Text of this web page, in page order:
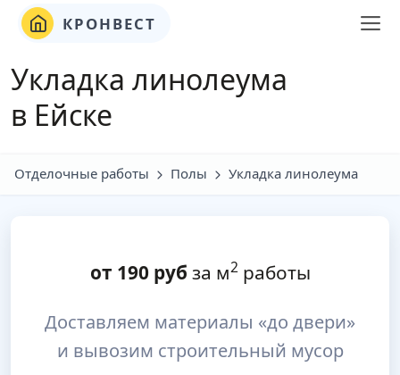
КРОНВЕСТ
Укладка линолеума
в Ейске
Отделочные работы Полы Укладка линолеума
от 190руб за м2работы
Доставляем материалы «до двери»
и вывозим строительный мусор